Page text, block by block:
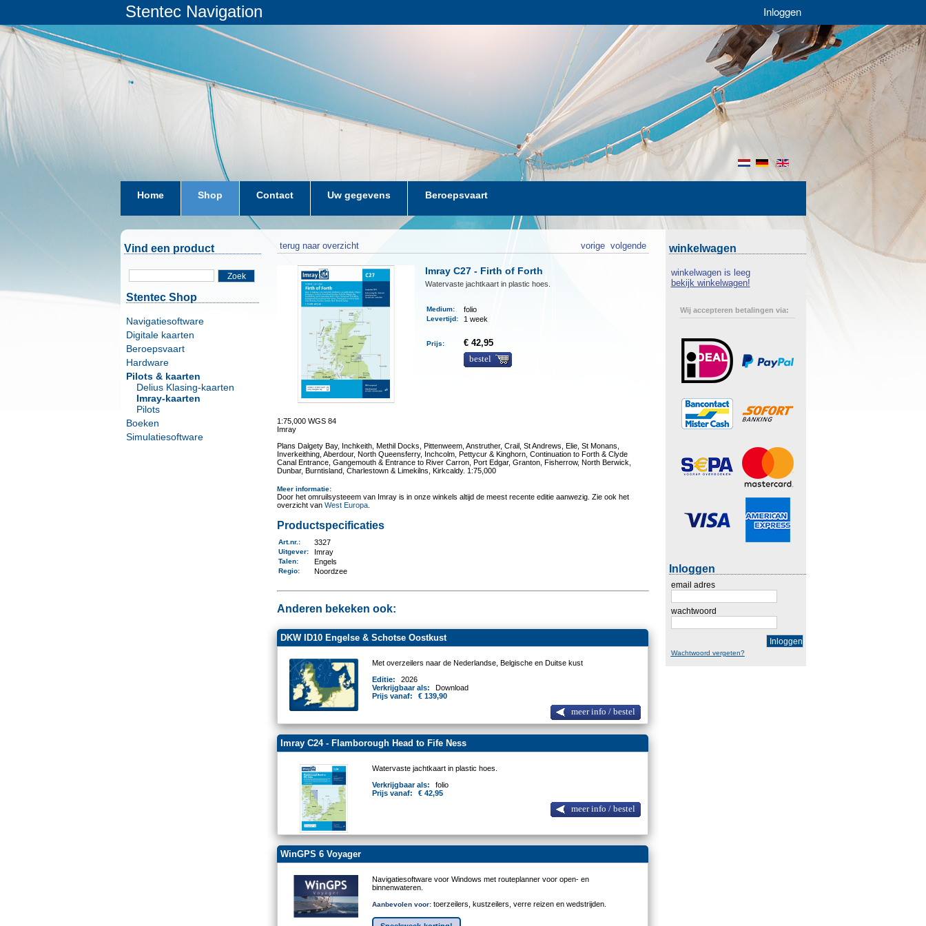
Stentec Navigation Inloggen
en
de
nl
Home Shop Contact Uw gegevens Beroepsvaart
Vind een product
Zoek
Stentec Shop
Navigatiesoftware
Digitale kaarten
Beroepsvaart
Hardware
Pilots & kaarten
Delius Klasing-kaarten
Imray-kaarten
Pilots
Boeken
Simulatiesoftware
terug naar overzicht volgende
vorige
Imray C27 - Firth of Forth
Watervaste jachtkaart in plastic hoes.
Medium: folio
Levertijd: 1 week
Prijs:
€ 42,95
bestel
1:75,000 WGS 84
Imray
Plans Dalgety Bay, Inchkeith, Methil Docks, Pittenweem, Anstruther, Crail, St Andrews, Elie, St Monans,
Inverkeithing, Aberdour, North Queensferry, Inchcolm, Pettycur & Kinghorn, Continuation to Forth & Clyde
Canal Entrance, Gangemouth & Entrance to River Carron, Port Edgar, Granton, Fisherrow, North Berwick,
Dunbar, Burntisland, Charlestown & Limekilns, Kirkcaldy. 1:75,000
Meer informatie:
Door het omruilsysteeem van Imray is in onze winkels altijd de meest recente editie aanwezig. Zie ook het
overzicht vanWest Europa
Productspecificaties
Art.nr. : 3327
Uitgever: Imray
Talen: Engels
Regio: Noordzee
Anderen bekeken ook:
DKW ID10 Engelse & Schotse Oostkust
Met overzeilers naar de Nederlandse, Belgische en Duitse kust
Editie:
2026
Verkrijgbaar als:
Download
Prijs vanaf:
€ 139,90
meer info / bestel
Imray C24 - Flamborough Head to Fife Ness
Watervaste jachtkaart in plastic hoes.
Verkrijgbaar als:
folio
Prijs vanaf:
€ 42,95
meer info / bestel
WinGPS 6 Voyager
Navigatiesoftware voor Windows met routeplanner voor open- en
binnenwateren.
Aanbevolen voor: toerzeilers, kustzeilers, verre reizen en wedstrijden.
winkelwagen
winkelwagen is leeg
bekijk winkelwagen!
Wij accepteren betalingen via:
Inloggen
email adres
wachtwoord
Inloggen
Wachtwoord vergeten?